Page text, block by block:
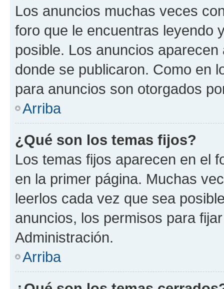
Los anuncios muchas veces
foro que le encuentras leyendo
posible. Los anuncios
donde se publicaron. Como en
para anuncios son otorgados
Arriba
¿Qué son los temas fijos?
Los temas fijos aparecen en el
en la primer página. Muchas
leerlos cada vez que sea
anuncios, los permisos para
Administración.
Arriba